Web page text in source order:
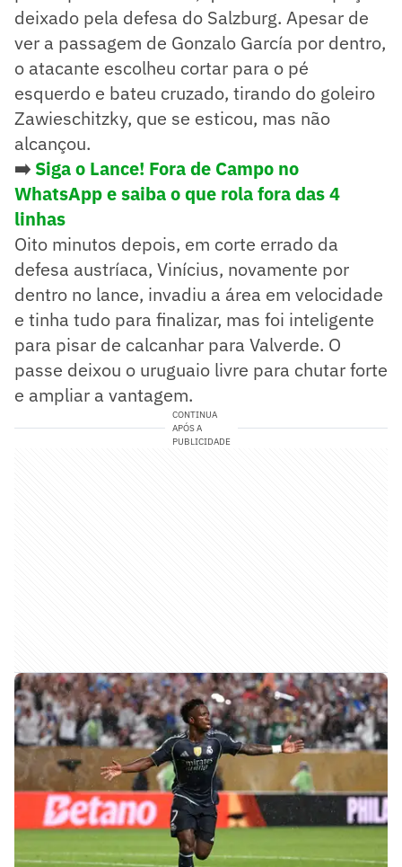
deixado pela defesa do Salzburg. Apesar de
ver a passagem de Gonzalo García por dentro,
o atacante escolheu cortar para o pé
esquerdo e bateu cruzado, tirando do goleiro
Zawieschitzky, que se esticou, mas não
alcançou.
➡️ Siga o Lance! Fora de Campo no
WhatsApp e saiba o que rola fora das 4
linhas
Oito minutos depois, em corte errado da
defesa austríaca, Vinícius, novamente por
dentro no lance, invadiu a área em velocidade
e tinha tudo para finalizar, mas foi inteligente
para pisar de calcanhar para Valverde. O
passe deixou o uruguaio livre para chutar forte
e ampliar a vantagem.
CONTINUA
APÓS A
PUBLICIDADE